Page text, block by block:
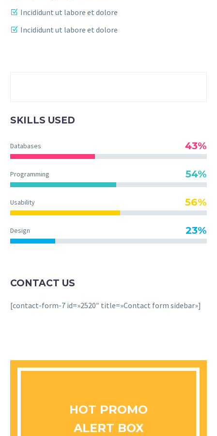
Incididunt ut labore et dolore
Incididunt ut labore et dolore
SKILLS USED
Databases 43%
Programming 54%
Usability 56%
Design 23%
CONTACT US
[contact-form-7 id=»2520″ title=»Contact form sidebar»]
HOT PROMO
ALERT BOX